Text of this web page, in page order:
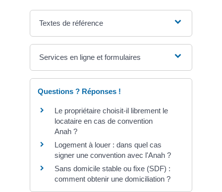
Textes de référence
Services en ligne et formulaires
Questions ? Réponses !
Le propriétaire choisit-il librement le
locataire en cas de convention
Anah ?
Logement à louer : dans quel cas
signer une convention avec l'Anah ?
Sans domicile stable ou fixe (SDF) :
comment obtenir une domiciliation ?